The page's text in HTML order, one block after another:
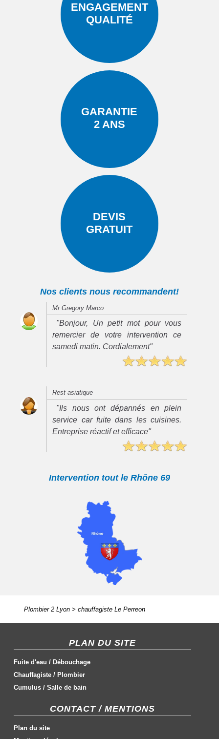
ENGAGEMENT
QUALITÉ
GARANTIE
2 ANS
DEVIS
GRATUIT
Nos clients nous recommandent!
Mr Gregory Marco
"Bonjour, Un petit mot pour vous
remercier de votre intervention ce
samedi matin. Cordialement"
Rest asiatique
"Ils nous ont dépannés en plein
service car fuite dans les cuisines.
Entreprise réactif et efficace"
Intervention tout le Rhône 69
Plombier 2 Lyon> chauffagiste Le Perreon
PLAN DU SITE
Fuite d'eau / Débouchage
Chauffagiste / Plombier
Cumulus /Salle de bain
CONTACT / MENTIONS
Plan du site